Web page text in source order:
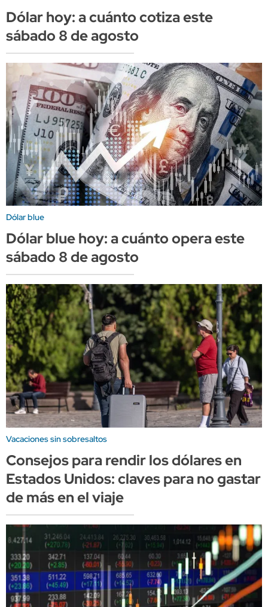
Dólar hoy: a cuánto cotiza este
sábado 8 de agosto
Dólar blue
Dólar blue hoy: a cuánto opera este
sábado 8 de agosto
Vacaciones sin sobresaltos
Consejos para rendir los dólares en
Estados Unidos: claves para no gastar
de más en el viaje